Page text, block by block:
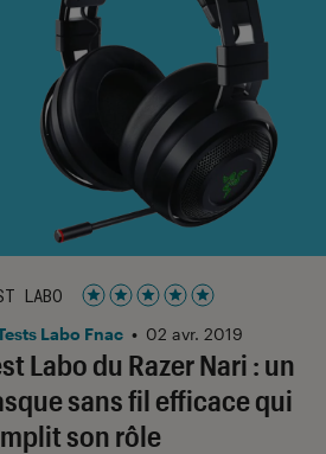
Labo du Razer Nari : un
sans fil efficace qui
son rôle
LABO
Noté 5 étoiles sur 5
Labo Fnac • 02 avr. 2019